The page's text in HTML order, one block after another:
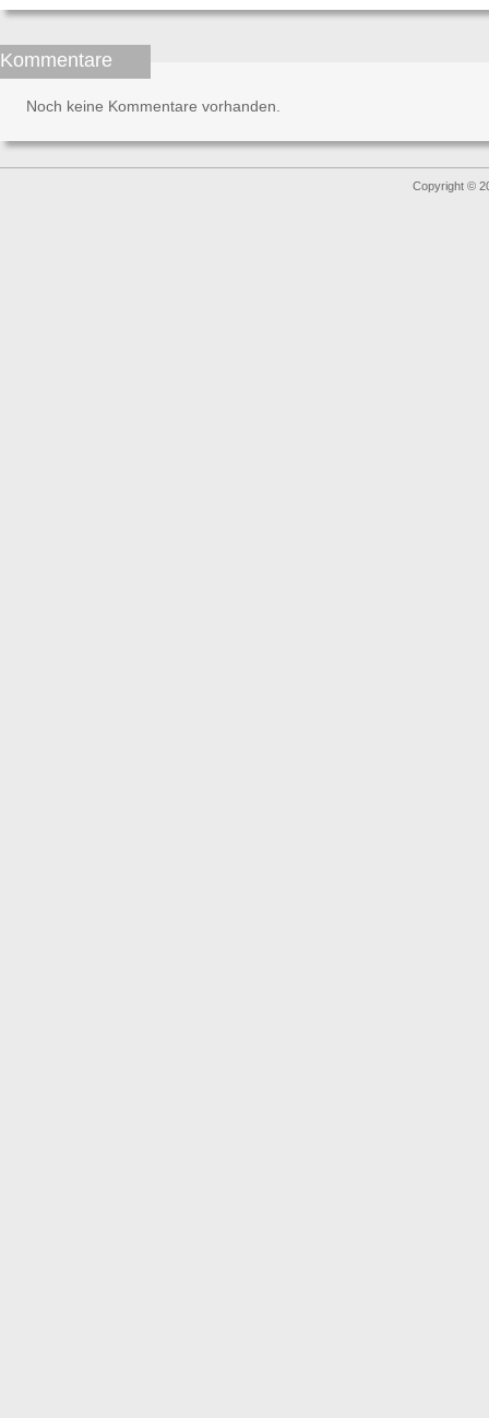
Kommentare
Noch keine Kommentare vorhanden.
Copyright ©